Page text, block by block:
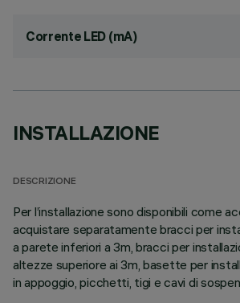
Corrente LED (mA)
INSTALLAZIONE
DESCRIZIONE
Per l’installazione sono disponibili come
acquistare separatamente bracci per
a parete inferiori a 3m, bracci per
altezze superiore ai 3m, basette per
in appoggio, picchetti, tigi e cavi di